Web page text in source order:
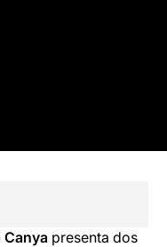
Canya presenta dos